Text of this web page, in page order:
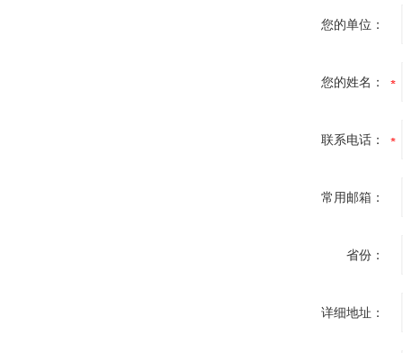
您的单位：
您的姓名：
联系电话：
常用邮箱：
省份：
详细地址：